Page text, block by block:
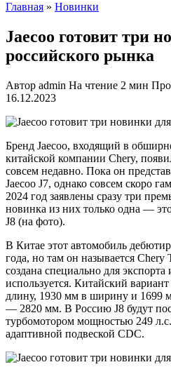
Главная » Новинки
Jaecoo готовит три
российского рынка
Автор admin На чтение 2 мин
16.12.2023
Бренд Jaecoo, входящий в
китайской компании Chery,
совсем недавно. Пока он
Jaecoo J7, однако совсем скоро
2024 год заявлены сразу три
новинка из них только одна —
J8 (на фото).
В Китае этот автомобиль
года, но там он называется Chery
создана специально для
используется. Китайский
длину, 1930 мм в ширину и 1699
— 2820 мм. В Россию J8 будут
турбомотором мощностью 249
адаптивной подвеской CDC.